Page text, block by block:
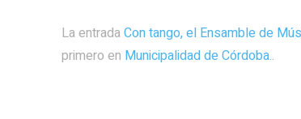
La entradaCon tango, el Ensamble de
primero en Municipalidad de Córdoba..